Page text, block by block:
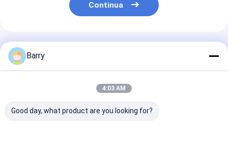
Continua
Prodotti Raccomandati
Barry
4:03 AM
Good day, what product are you looking for?